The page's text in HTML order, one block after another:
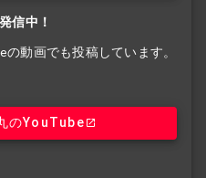
信中！
動画でも投稿しています。
のYouTube